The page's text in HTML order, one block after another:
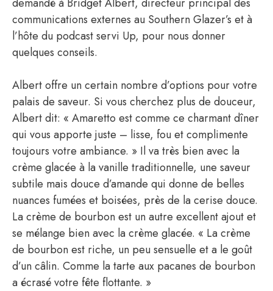
communications externes au Southern Glazer’s et à
l’hôte du podcast servi Up, pour nous donner
quelques conseils.
Albert offre un certain nombre d’options pour votre
palais de saveur. Si vous cherchez plus de douceur,
Albert dit: « Amaretto est comme ce charmant dîner
qui vous apporte juste – lisse, fou et complimente
toujours votre ambiance. » Il va très bien avec la
crème glacée à la vanille traditionnelle, une saveur
subtile mais douce d’amande qui donne de belles
nuances fumées et boisées, près de la cerise douce.
La crème de bourbon est un autre excellent ajout et
se mélange bien avec la crème glacée. « La crème
de bourbon est riche, un peu sensuelle et a le goût
d’un câlin. Comme la tarte aux pacanes de bourbon
a écrasé votre fête flottante. »